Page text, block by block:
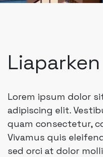
Liaparken
Lorem ipsum dolor
adipiscing elit.
quam consectetur,
Vivamus quis
sed orci at dolor